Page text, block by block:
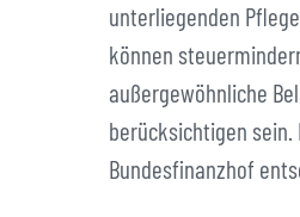
unterliegenden
können
außergewöhnliche
berücksichtigen sein.
Bundesfinanzhof